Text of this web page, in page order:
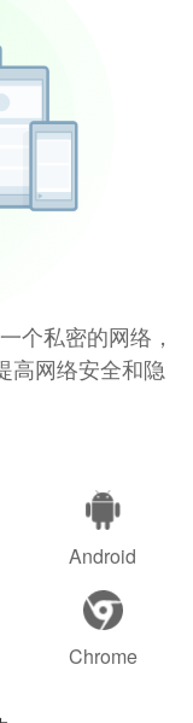
个私密的网络，
高网络安全和隐
Android
Chrome